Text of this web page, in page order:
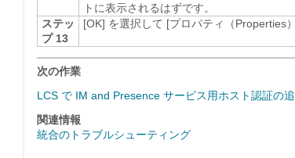
トに表示されるはずです。
ステッ
プ 13
[OK] を選択して [プロパティ（Properties
次の作業
LCS で IM and Presence サービス用ホスト認証の
関連情報
統合のトラブルシューティング